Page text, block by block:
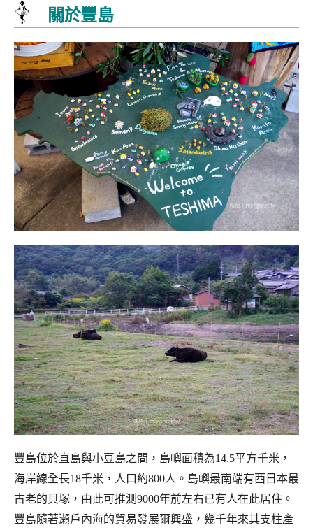
關於豐島
豐島位於直島與小豆島之間，島嶼面積為14.5平方千米，
海岸線全長18千米，人口約800人。島嶼最南端有西日本最
古老的貝塚，由此可推測9000年前左右已有人在此居住。
豐島隨著瀨戶內海的貿易發展爾興盛，幾千年來其支柱產